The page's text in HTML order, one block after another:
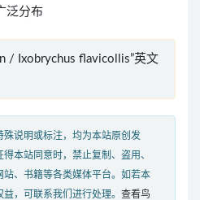
泛分布
/ Ixobrychus flavicollis”英文
殊说明或标注，均为本站原创发
本站同意时，禁止复制、盗用、
、书籍等各类媒体平台。如若本
，可联系我们进行处理。 查看鸟